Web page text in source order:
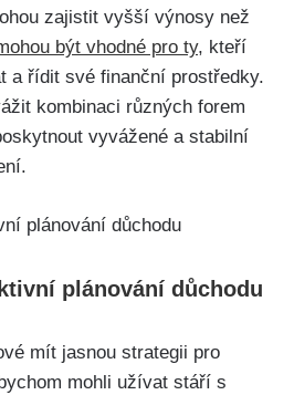
zajistit vyšší výnosy než
být vhodné pro ty, kteří
a řídit své finanční prostředky.
kombinaci různých forem
vyvážené a stabilní
plánování důchodu
mít jasnou strategii pro
mohli užívat stáří s